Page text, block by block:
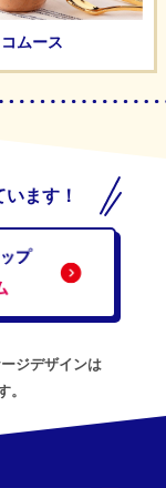
ムース
ます！
ジデザインは
。